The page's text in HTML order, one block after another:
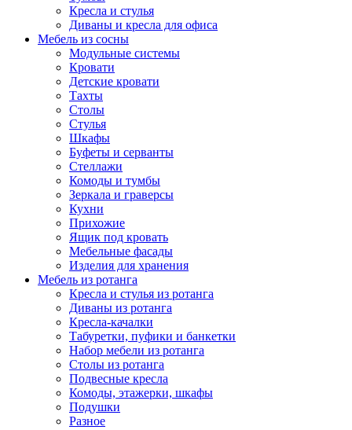
Кресла и стулья
Диваны и кресла для офиса
Мебель из сосны
Модульные системы
Кровати
Детские кровати
Тахты
Столы
Стулья
Шкафы
Буфеты и серванты
Стеллажи
Комоды и тумбы
Зеркала и граверсы
Кухни
Прихожие
Ящик под кровать
Мебельные фасады
Изделия для хранения
Мебель из ротанга
Кресла и стулья из ротанга
Диваны из ротанга
Кресла-качалки
Табуретки, пуфики и банкетки
Набор мебели из ротанга
Столы из ротанга
Подвесные кресла
Комоды, этажерки, шкафы
Подушки
Разное